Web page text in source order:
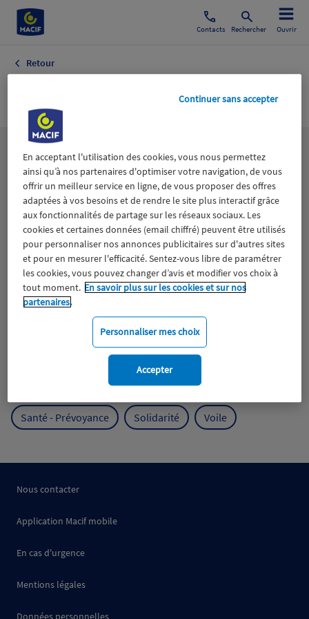
Contacts Rechercher Ouvrir
Retour
Lesthématiques
Aidants Catastrophes naturelles Climat
ESS
Expérience clients Fondation Macif Jeunesse
Mobilité
Protection de l'environnement
Protection des océans Prévention
Santé - Prévoyance Solidarité Voile
Nous contacter
Application Macif mobile
En cas d'urgence
Mentions légales
Données personnelles
En acceptant l'utilisation des cookies, vous nous permettez
ainsi qu’à nos partenaires d'optimiser votre navigation, de vous
offrir un meilleur service en ligne, de vous proposer des offres
adaptées à vos besoins et de rendre le site plus interactif grâce
aux fonctionnalités de partage sur les réseaux sociaux. Les
cookies et certaines données (email chiffré) peuvent être utilisés
pour personnaliser nos annonces publicitaires sur d'autres sites
et pour en mesurer l'efficacité. Sentez-vous libre de paramétrer
les cookies, vous pouvez changer d’avis et modifier vos choix à
tout moment. En savoir plus sur les cookies et sur nos
partenaires.
Personnaliser mes choix
Continuer sans accepter
Accepter